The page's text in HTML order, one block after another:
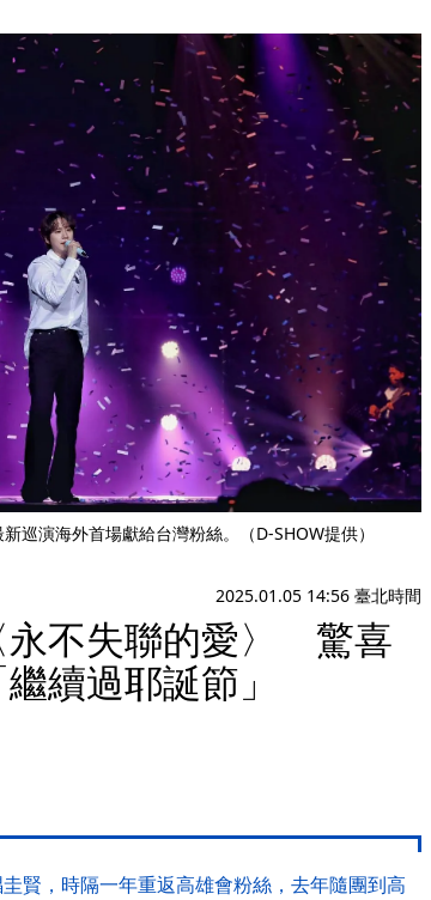
巡演海外首場獻給台灣粉絲。（D-SHOW提供）
2025.01.05 14:56 臺北時間
永不失聯的愛〉 驚喜
續過耶誕節」
圭賢，時隔一年重返高雄會粉絲，去年隨團到高